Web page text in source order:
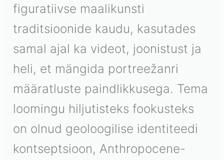
figuratiivse maalikunsti
traditsioonide kaudu, kasutades
samal ajal ka videot, joonistust ja
heli, et mängida portreežanri
määratluste paindlikkusega. Tema
loomingu hiljutisteks fookusteks
on olnud geoloogilise identiteedi
kontseptsioon, Anthropocene-